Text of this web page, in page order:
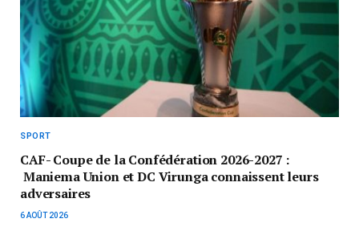
SPORT
CAF- Coupe de la Confédération 2026-2027 :
Maniema Union et DC Virunga connaissent leurs
adversaires
6 AOÛT 2026